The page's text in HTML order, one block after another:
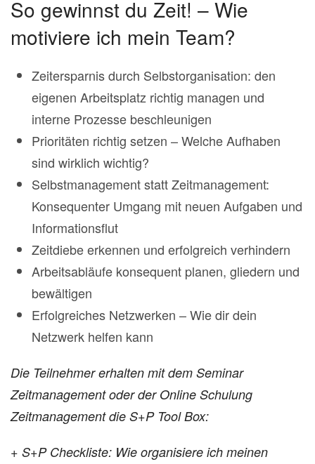
So gewinnst du Zeit! – Wie
motiviere ich mein Team?
Zeitersparnis durch Selbstorganisation: den
eigenen Arbeitsplatz richtig managen und
interne Prozesse beschleunigen
Prioritäten richtig setzen – Welche Aufhaben
sind wirklich wichtig?
Selbstmanagement statt Zeitmanagement:
Konsequenter Umgang mit neuen Aufgaben und
Informationsflut
Zeitdiebe erkennen und erfolgreich verhindern
Arbeitsabläufe konsequent planen, gliedern und
bewältigen
Erfolgreiches Netzwerken – Wie dir dein
Netzwerk helfen kann
Die Teilnehmer erhalten mit dem Seminar
Zeitmanagement oder der Online Schulung
Zeitmanagement die S+P Tool Box:
+ S+P Checkliste: Wie organisiere ich meinen